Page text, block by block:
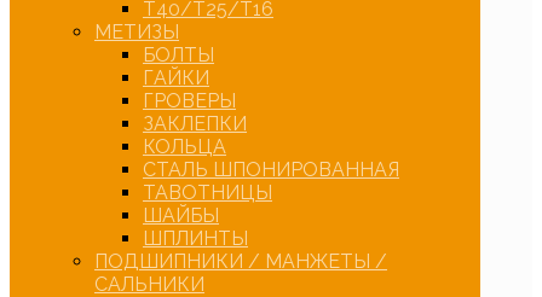
Т40/Т25/Т16
МЕТИЗЫ
БОЛТЫ
ГАЙКИ
ГРОВЕРЫ
ЗАКЛЕПКИ
КОЛЬЦА
СТАЛЬ ШПОНИРОВАННАЯ
ТАВОТНИЦЫ
ШАЙБЫ
ШПЛИНТЫ
ПОДШИПНИКИ / МАНЖЕТЫ /
САЛЬНИКИ